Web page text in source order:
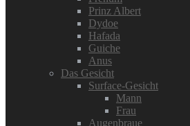
Prinz Albert
Dydoe
Hafada
Guiche
Anus
Das Gesicht
Surface-Gesicht
Mann
Frau
Augenbraue